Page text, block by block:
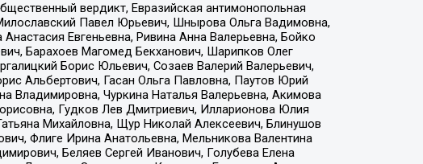
вердикт, Евразийская антимонопольная
Павел Юрьевич, Шнырова Ольга Вадимовна,
Евгеньевна, Ривина Анна Валерьевна, Бойко
Барахоев Магомед Бекханович, Шарипков Олег
Борис Юльевич, Созаев Валерий Валерьевич,
Альбертович, Гасан Ольга Павловна, Паутов Юрий
Владимировна, Чуркина Наталья Валерьевна, Акимова
Гудков Лев Дмитриевич, Илларионова Юлия
Михайловна, Щур Николай Алексеевич, Блинушов
Флиге Ирина Анатольевна, Мельникова Валентина
Беляев Сергей Иванович, Голубева Елена